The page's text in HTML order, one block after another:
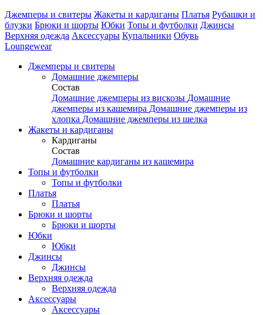
Джемперы и свитеры Жакеты и кардиганы Платья Рубашки и
блузки Брюки и шорты Юбки Топы и футболки Джинсы
Верхняя одежда Аксесcуары Купальники Обувь
Loungewear
Джемперы и свитеры
Домашние джемперы
Состав
Домашние джемперы из вискозы Домашние
джемперы из кашемира Домашние джемперы из
хлопка Домашние джемперы из шелка
Жакеты и кардиганы
Кардиганы
Состав
Домашние кардиганы из кашемира
Топы и футболки
Топы и футболки
Платья
Платья
Брюки и шорты
Брюки и шорты
Юбки
Юбки
Джинсы
Джинсы
Верхняя одежда
Верхняя одежда
Аксессуары
Аксессуары